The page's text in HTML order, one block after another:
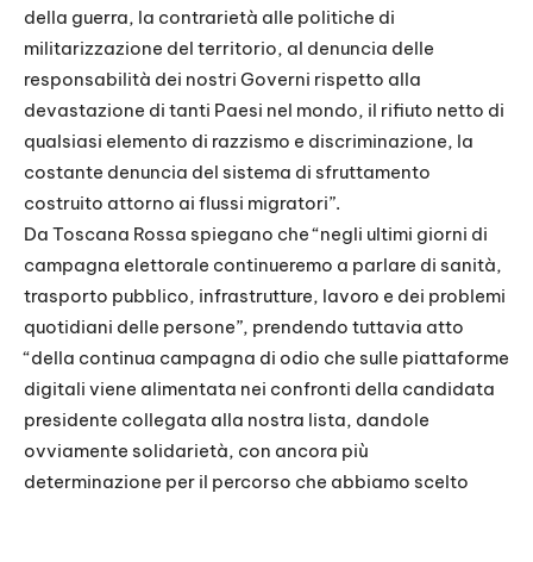
della guerra, la contrarietà alle politiche di
militarizzazione del territorio, al denuncia delle
responsabilità dei nostri Governi rispetto alla
devastazione di tanti Paesi nel mondo, il rifiuto netto di
qualsiasi elemento di razzismo e discriminazione, la
costante denuncia del sistema di sfruttamento
costruito attorno ai flussi migratori”.
Da Toscana Rossa spiegano che “negli ultimi giorni di
campagna elettorale continueremo a parlare di sanità,
trasporto pubblico, infrastrutture, lavoro e dei problemi
quotidiani delle persone”, prendendo tuttavia atto
“della continua campagna di odio che sulle piattaforme
digitali viene alimentata nei confronti della candidata
presidente collegata alla nostra lista, dandole
ovviamente solidarietà, con ancora più
determinazione per il percorso che abbiamo scelto